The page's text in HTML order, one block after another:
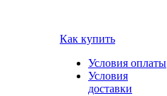
Как купить
Условия оплаты
Условия
доставки